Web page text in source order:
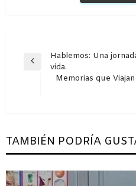
Navegación
Entrada
Hablemos: Una
vida.
Memorias que
TAMBIÉN PODRÍA